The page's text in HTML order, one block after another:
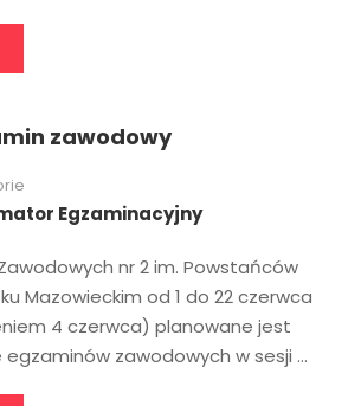
zawodowy
Egzaminacyjny
nr 2 im. Powstańców
Mazowieckim od 1 do 22 czerwca
4 czerwca) planowane jest
zawodowych w sesji …